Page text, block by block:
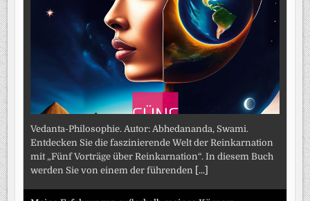
Vedanta-Philosophie. Autor: Abhedananda, Swami.
Entdecken Sie die faszinierende Welt der Reinkarnation
mit „Fünf Vorträge über Reinkarnation“. In diesem Buch
werden Sie von einem der führenden [...]